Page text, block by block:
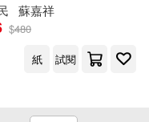
蘇嘉祥
$480
紙
試閱